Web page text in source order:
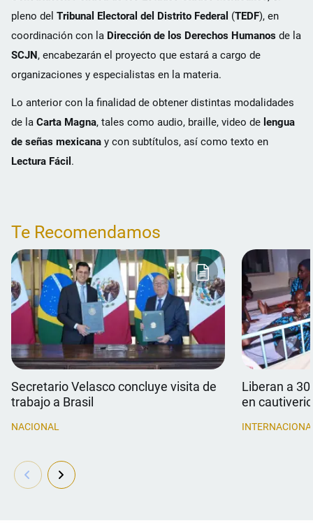
pleno del Tribunal Electoral del Distrito Federal (TEDF), en
coordinación con la Dirección de los Derechos Humanos de la
SCJN, encabezarán el proyecto que estará a cargo de
organizaciones y especialistas en la materia.
Lo anterior con la finalidad de obtener distintas modalidades
de la Carta Magna, tales como audio, braille, video de lengua
de señas mexicana y con subtítulos, así como texto en
Lectura Fácil .
Te Recomendamos
Secretario Velasco concluye visita de
trabajo a Brasil
NACIONAL
Liberan a
en